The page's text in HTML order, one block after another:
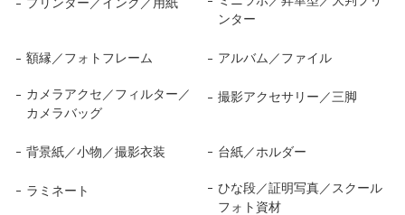
ンター
額縁／フォトフレーム アルバム／ファイル
カメラアクセ／フィルター／
カメラバッグ
撮影アクセサリー／三脚
背景紙／小物／撮影衣装 台紙／ホルダー
ラミネート
ひな段／証明写真／スクール
フォト資材